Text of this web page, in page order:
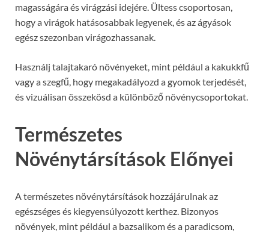
magasságára és virágzási idejére. Ültess csoportosan,
hogy a virágok hatásosabbak legyenek, és az ágyások
egész szezonban virágozhassanak.
Használj talajtakaró növényeket, mint például a kakukkfű
vagy a szegfű, hogy megakadályozd a gyomok terjedését,
és vizuálisan összekösd a különböző növénycsoportokat.
Természetes
Növénytársítások Előnyei
A természetes növénytársítások hozzájárulnak az
egészséges és kiegyensúlyozott kerthez. Bizonyos
növények, mint például a bazsalikom és a paradicsom,